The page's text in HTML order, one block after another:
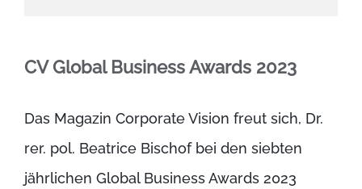
CV Global Business Awards 2023
Das Magazin Corporate Vision freut sich, Dr.
rer. pol. Beatrice Bischof bei den siebten
jährlichen Global Business Awards 2023